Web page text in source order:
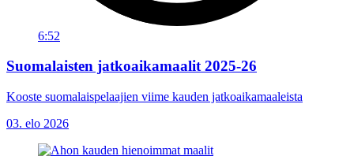
6:52
Suomalaisten jatkoaikamaalit 2025-26
Kooste suomalaispelaajien viime kauden jatkoaikamaaleista
03. elo 2026